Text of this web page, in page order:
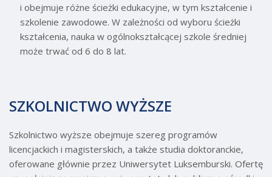
i obejmuje różne ścieżki edukacyjne, w tym kształcenie i
szkolenie zawodowe. W zależności od wyboru ścieżki
kształcenia, nauka w ogólnokształcącej szkole średniej
może trwać od 6 do 8 lat.
SZKOLNICTWO WYŻSZE
Szkolnictwo wyższe obejmuje szereg programów
licencjackich i magisterskich, a także studia doktoranckie,
oferowane głównie przez Uniwersytet Luksemburski. Ofertę